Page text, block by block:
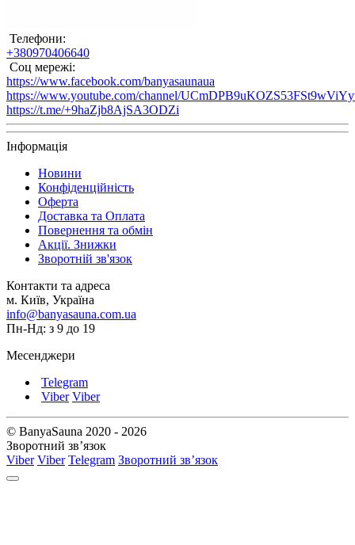
Телефони:
+380970406640
Соц мережі:
https://www.facebook.com/banyasaunaua
https://www.youtube.com/channel/
https://t.me/+9haZjb8AjSA3ODZi
Інформація
Новини
Конфіденційність
Оферта
Доставка та Оплата
Повернення та обмін
Акції. Знижки
Зворотній зв'язок
Контакти та адреса
м. Київ, Україна
info@banyasauna.com.ua
Пн-Нд: з 9 до 19
Месенджери
Telegram
Viber Viber
© BanyaSauna 2020 - 2026
Зворотний зв’язок
Viber Viber Telegram Зворотний зв’язок